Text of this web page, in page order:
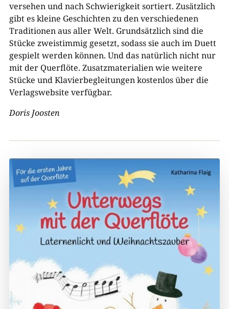
versehen und nach Schwierigkeit sortiert. Zusätzlich
gibt es kleine Geschichten zu den verschiedenen
Traditionen aus aller Welt. Grundsätzlich sind die
Stücke zweistimmig gesetzt, sodass sie auch im Duett
gespielt werden können. Und das natürlich nicht nur
mit der Querflöte. Zusatzmaterialien wie weitere
Stücke und Klavierbegleitungen kostenlos über die
Verlagswebsite verfügbar.
Doris Joosten